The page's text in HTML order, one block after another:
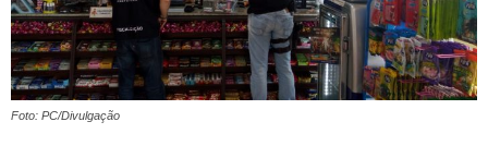
Foto: PC/Divulgação